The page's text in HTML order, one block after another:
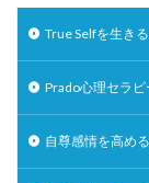
True Selfを生きる
Prado心理セラ
自尊感情を高め